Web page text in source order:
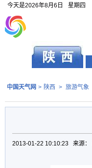
今天是2026年8月6日 星期四
中国天气网 > 陕西 > 旅游气象
2013-01-22 10:10:23 来源：